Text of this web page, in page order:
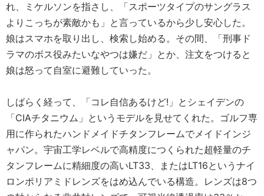
れ、ミケルソンを指さし、「スポーツタイプのサングラス
よりこっちが素敵かも」と言っているから少し安心した。
娘はスマホを取り出し、検索し始める。その間、「刑事ド
ラマのボス役みたいなやつは嫌だ」とか、注文をつけると
娘は怒って自室に避難していった。
しばらく経って、「コレ自信あるけど!」とシェイデンの
「CIAチタニウム」というモデルを見せてくれた。ゴルフ専
用に作られたハンドメイドチタンフレームでメイドインジ
ャパン。宇宙工学レベルで高精度につくられた超軽量のチ
タンフレームに精細度の高いLT33、またはLT16というナイ
ロンポリアミドレンズをはめ込んでいる構造。レンズは8つ